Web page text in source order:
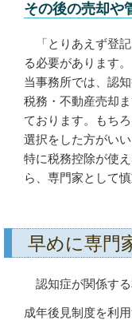
その後の売却や
「とりあえず登記
る必要があります。
当事務所では、認
税務・不動産売却
ております。もち
選択をした方がいい
特に税務控除が使
ら、専門家として
早めに専門
認知症が関係する
成年後見制度を利